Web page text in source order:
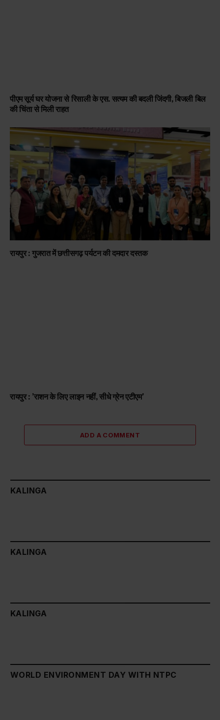
पीएम सूर्य घर योजना से रिसाली के एस. सत्यम की बदली जिंदगी, बिजली बिल
की चिंता से मिली राहत
रायपुर : गुजरात में छत्तीसगढ़ पर्यटन की दमदार दस्तक
रायपुर : ’राशन के लिए लाइन नहीं, सीधे ग्रेन एटीएम’
ADD A COMMENT
KALINGA
KALINGA
KALINGA
WORLD ENVIRONMENT DAY WITH NTPC